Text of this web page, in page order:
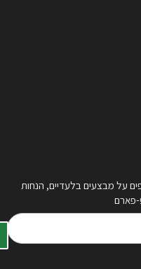
על מבצעים בלעדיים, הנחות
פארם